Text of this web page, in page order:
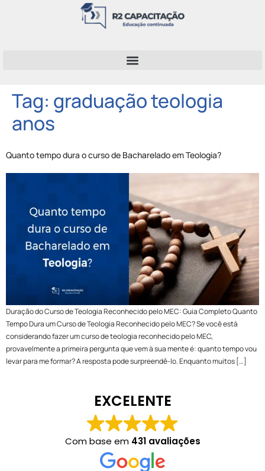
Tag: graduação teologia
anos
Quanto tempo dura o curso de Bacharelado em Teologia?
Duração do Curso de Teologia Reconhecido pelo MEC: Guia Completo Quanto
Tempo Dura um Curso de Teologia Reconhecido pelo MEC? Se você está
considerando fazer um curso de teologia reconhecido pelo MEC,
provavelmente a primeira pergunta que vem à sua mente é: quanto tempo vou
levar para me formar? A resposta pode surpreendê-lo. Enquanto muitos […]
EXCELENTE
Com base em 431 avaliações